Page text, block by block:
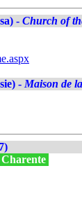
- Church of
- Maison de